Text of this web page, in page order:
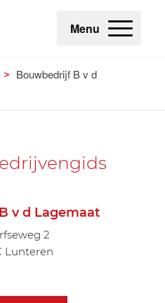
Menu
> Bouwbedrijf B v d
v d Lagemaat
2
Lunteren